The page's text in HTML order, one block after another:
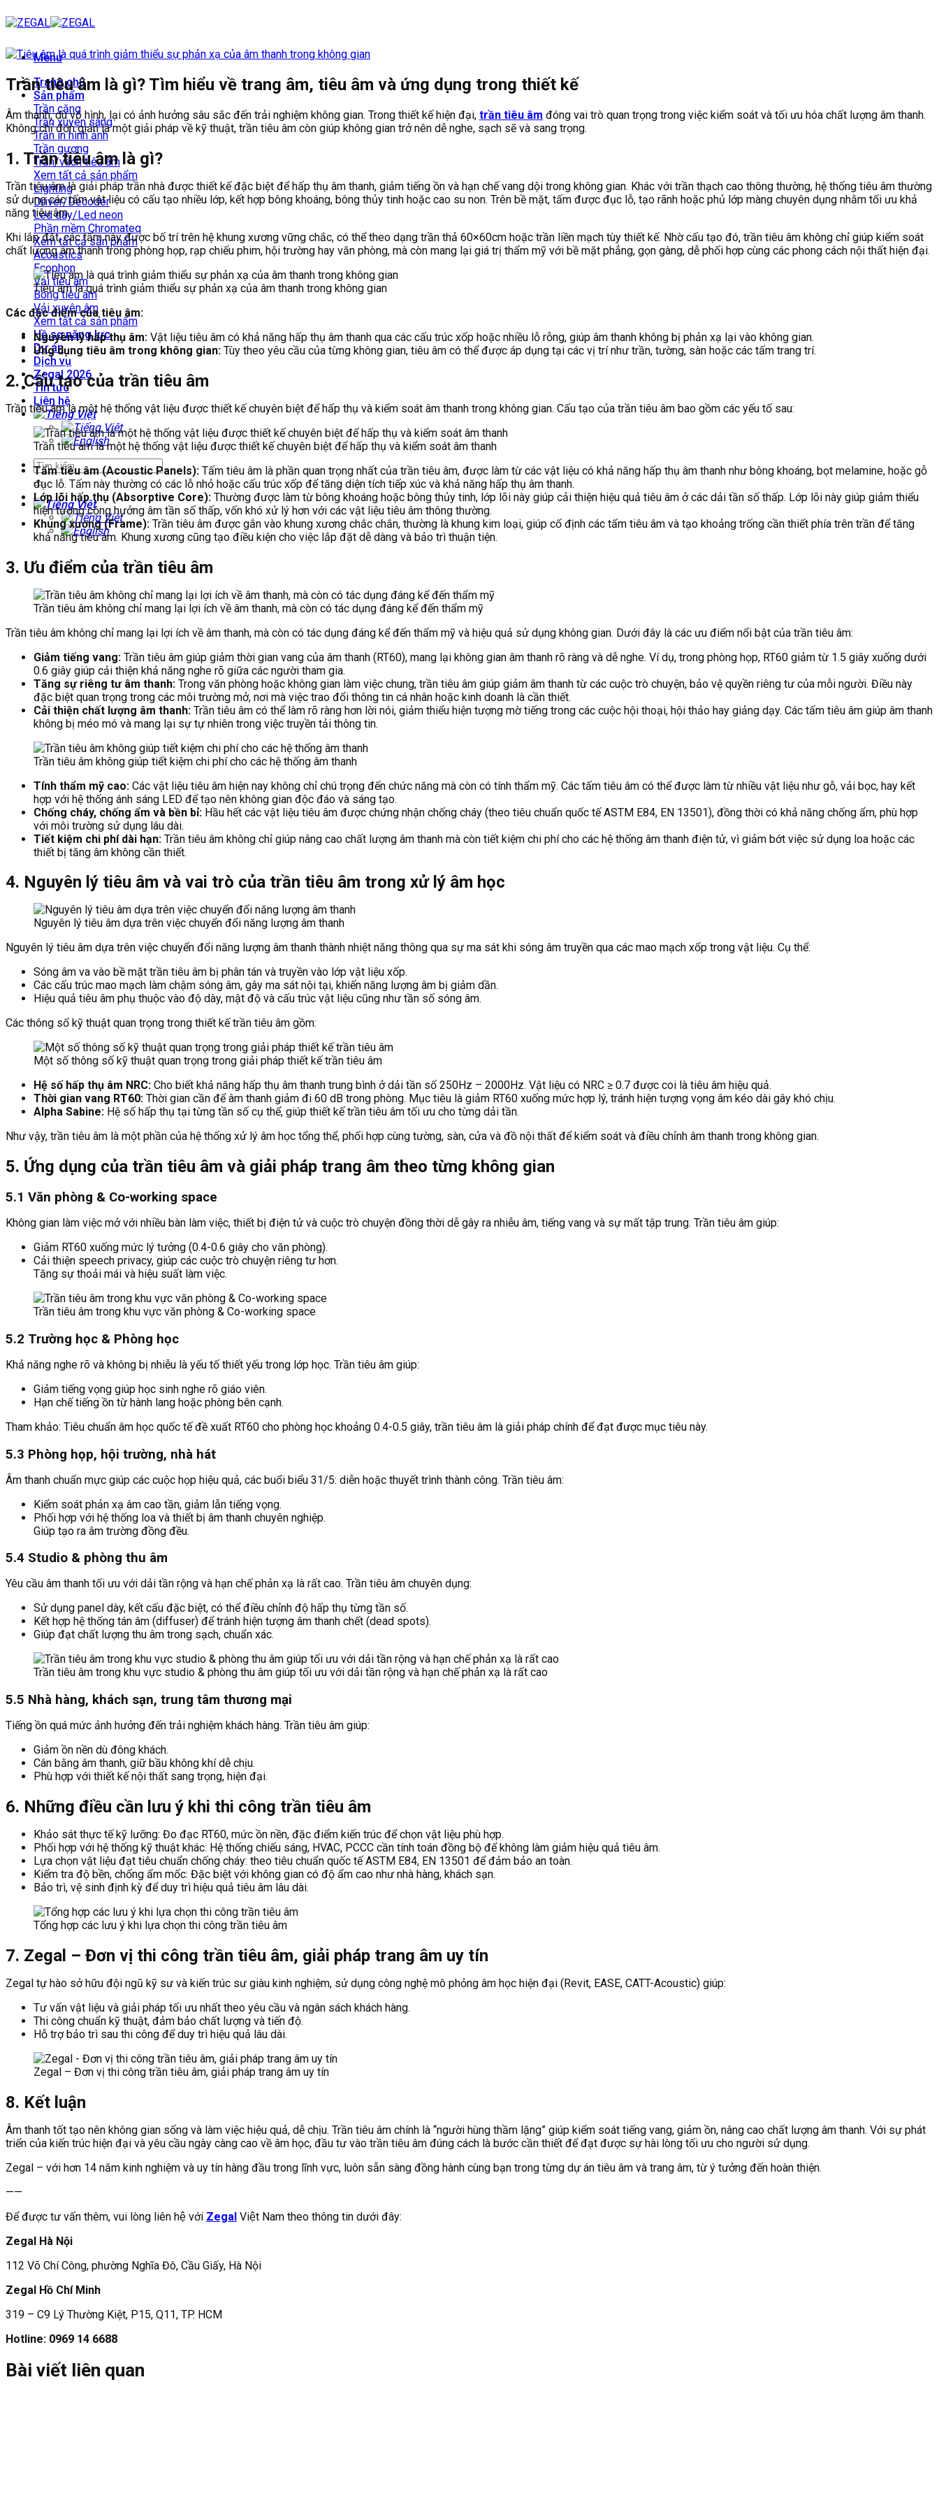
qua
dung Menu
Trang chủ
Sản phẩm
Trần căng
Trần xuyên sáng
Trần in hình ảnh
Trần gương
Trần/vách tiêu âm
Xem tất cả sản phẩm
Lighting
Driver/Decoder
Led dây/Led neon
Phần mềm Chromateq
Xem tất cả sản phẩm
Acoustics
Ecophon
Vải tiêu âm
Bông tiêu âm
Vải xuyên âm
Xem tất cả sản phẩm
Hồ sơ năng lực
Dự án
Dịch vụ
Zegal 2026
Tin tức
Liên hệ
Trần tiêu âm là gì? Tìm hiểu về trang âm, tiêu âm và ứng dụng trong thiết kế
Âm thanh, dù vô hình, lại có ảnh hưởng sâu sắc đến trải nghiệm không gian. Trong thiết kế hiện đại, trần tiêu âm đóng vai trò quan trọng trong việc kiểm soát và tối ưu hóa chất lượng âm thanh.
Không chỉ đơn giản là một giải pháp về kỹ thuật, trần tiêu âm còn giúp không gian trở nên dễ nghe, sạch sẽ và sang trọng.
1. Trần tiêu âm là gì?
Trần tiêu âm là giải pháp trần nhà được thiết kế đặc biệt để hấp thụ âm thanh, giảm tiếng ồn và hạn chế vang dội trong không gian. Khác với trần thạch cao thông thường, hệ thống tiêu âm thường
sử dụng các tấm vật liệu có cấu tạo nhiều lớp, kết hợp bông khoáng, bông thủy tinh hoặc cao su non. Trên bề mặt, tấm được đục lỗ, tạo rãnh hoặc phủ lớp màng chuyên dụng nhằm tối ưu khả
năng tiêu âm.
Khi lắp đặt, các tấm này được bố trí trên hệ khung xương vững chắc, có thể theo dạng trần thả 60×60cm hoặc trần liền mạch tùy thiết kế. Nhờ cấu tạo đó, trần tiêu âm không chỉ giúp kiểm soát
chất lượng âm thanh trong phòng họp, rạp chiếu phim, hội trường hay văn phòng, mà còn mang lại giá trị thẩm mỹ với bề mặt phẳng, gọn gàng, dễ phối hợp cùng các phong cách nội thất hiện đại.
Tiêu âm là quá trình giảm thiểu sự phản xạ của âm thanh trong không gian
Các đặc điểm của tiêu âm:
Nguyên lý hấp thụ âm: Vật liệu tiêu âm có khả năng hấp thụ âm thanh qua các cấu trúc xốp hoặc nhiều lỗ rỗng, giúp âm thanh không bị phản xạ lại vào không gian.
Ứng dụng tiêu âm trong không gian: Tùy theo yêu cầu của từng không gian, tiêu âm có thể được áp dụng tại các vị trí như trần, tường, sàn hoặc các tấm trang trí.
2. Cấu tạo của trần tiêu âm
Trần tiêu âm là một hệ thống vật liệu được thiết kế chuyên biệt để hấp thụ và kiểm soát âm thanh trong không gian. Cấu tạo của trần tiêu âm bao gồm các yếu tố sau:
Trần tiêu âm là một hệ thống vật liệu được thiết kế chuyên biệt để hấp thụ và kiểm soát âm thanh
Tấm tiêu âm (Acoustic Panels): Tấm tiêu âm là phần quan trọng nhất của trần tiêu âm, được làm từ các vật liệu có khả năng hấp thụ âm thanh như bông khoáng, bọt melamine, hoặc gỗ
đục lỗ. Tấm này thường có các lỗ nhỏ hoặc cấu trúc xốp để tăng diện tích tiếp xúc và khả năng hấp thụ âm thanh.
Lớp lõi hấp thụ (Absorptive Core): Thường được làm từ bông khoáng hoặc bông thủy tinh, lớp lõi này giúp cải thiện hiệu quả tiêu âm ở các dải tần số thấp. Lớp lõi này giúp giảm thiểu
hiện tượng cộng hưởng âm tần số thấp, vốn khó xử lý hơn với các vật liệu tiêu âm thông thường.
Khung xương (Frame): Trần tiêu âm được gắn vào khung xương chắc chắn, thường là khung kim loại, giúp cố định các tấm tiêu âm và tạo khoảng trống cần thiết phía trên trần để tăng
khả năng tiêu âm. Khung xương cũng tạo điều kiện cho việc lắp đặt dễ dàng và bảo trì thuận tiện.
3. Ưu điểm của trần tiêu âm
Trần tiêu âm không chỉ mang lại lợi ích về âm thanh, mà còn có tác dụng đáng kể đến thẩm mỹ
Trần tiêu âm không chỉ mang lại lợi ích về âm thanh, mà còn có tác dụng đáng kể đến thẩm mỹ và hiệu quả sử dụng không gian. Dưới đây là các ưu điểm nổi bật của trần tiêu âm:
Giảm tiếng vang: Trần tiêu âm giúp giảm thời gian vang của âm thanh (RT60), mang lại không gian âm thanh rõ ràng và dễ nghe. Ví dụ, trong phòng họp, RT60 giảm từ 1.5 giây xuống dưới
0.6 giây giúp cải thiện khả năng nghe rõ giữa các người tham gia.
Tăng sự riêng tư âm thanh: Trong văn phòng hoặc không gian làm việc chung, trần tiêu âm giúp giảm âm thanh từ các cuộc trò chuyện, bảo vệ quyền riêng tư của mỗi người. Điều này
đặc biệt quan trọng trong các môi trường mở, nơi mà việc trao đổi thông tin cá nhân hoặc kinh doanh là cần thiết.
Cải thiện chất lượng âm thanh: Trần tiêu âm có thể làm rõ ràng hơn lời nói, giảm thiểu hiện tượng mờ tiếng trong các cuộc hội thoại, hội thảo hay giảng dạy. Các tấm tiêu âm giúp âm thanh
không bị méo mó và mang lại sự tự nhiên trong việc truyền tải thông tin.
Trần tiêu âm không giúp tiết kiệm chi phí cho các hệ thống âm thanh
Tính thẩm mỹ cao: Các vật liệu tiêu âm hiện nay không chỉ chú trọng đến chức năng mà còn có tính thẩm mỹ. Các tấm tiêu âm có thể được làm từ nhiều vật liệu như gỗ, vải bọc, hay kết
hợp với hệ thống ánh sáng LED để tạo nên không gian độc đáo và sáng tạo.
Chống cháy, chống ẩm và bền bỉ: Hầu hết các vật liệu tiêu âm được chứng nhận chống cháy (theo tiêu chuẩn quốc tế ASTM E84, EN 13501), đồng thời có khả năng chống ẩm, phù hợp
với môi trường sử dụng lâu dài.
Tiết kiệm chi phí dài hạn: Trần tiêu âm không chỉ giúp nâng cao chất lượng âm thanh mà còn tiết kiệm chi phí cho các hệ thống âm thanh điện tử, vì giảm bớt việc sử dụng loa hoặc các
thiết bị tăng âm không cần thiết.
4. Nguyên lý tiêu âm và vai trò của trần tiêu âm trong xử lý âm học
Nguyên lý tiêu âm dựa trên việc chuyển đổi năng lượng âm thanh
Nguyên lý tiêu âm dựa trên việc chuyển đổi năng lượng âm thanh thành nhiệt năng thông qua sự ma sát khi sóng âm truyền qua các mao mạch xốp trong vật liệu. Cụ thể:
Sóng âm va vào bề mặt trần tiêu âm bị phân tán và truyền vào lớp vật liệu xốp.
Các cấu trúc mao mạch làm chậm sóng âm, gây ma sát nội tại, khiến năng lượng âm bị giảm dần.
Hiệu quả tiêu âm phụ thuộc vào độ dày, mật độ và cấu trúc vật liệu cũng như tần số sóng âm.
Các thông số kỹ thuật quan trọng trong thiết kế trần tiêu âm gồm:
Một số thông số kỹ thuật quan trọng trong giải pháp thiết kế trần tiêu âm
Hệ số hấp thụ âm NRC: Cho biết khả năng hấp thụ âm thanh trung bình ở dải tần số 250Hz – 2000Hz. Vật liệu có NRC ≥ 0.7 được coi là tiêu âm hiệu quả.
Thời gian vang RT60: Thời gian cần để âm thanh giảm đi 60 dB trong phòng. Mục tiêu là giảm RT60 xuống mức hợp lý, tránh hiện tượng vọng âm kéo dài gây khó chịu.
Alpha Sabine: Hệ số hấp thụ tại từng tần số cụ thể, giúp thiết kế trần tiêu âm tối ưu cho từng dải tần.
Như vậy, trần tiêu âm là một phần của hệ thống xử lý âm học tổng thể, phối hợp cùng tường, sàn, cửa và đồ nội thất để kiểm soát và điều chỉnh âm thanh trong không gian.
5. Ứng dụng của trần tiêu âm và giải pháp trang âm theo từng không gian
5.1 Văn phòng & Co-working space
Không gian làm việc mở với nhiều bàn làm việc, thiết bị điện tử và cuộc trò chuyện đồng thời dễ gây ra nhiễu âm, tiếng vang và sự mất tập trung. Trần tiêu âm giúp:
Giảm RT60 xuống mức lý tưởng (0.4-0.6 giây cho văn phòng).
Cải thiện speech privacy, giúp các cuộc trò chuyện riêng tư hơn.
Tăng sự thoải mái và hiệu suất làm việc.
Trần tiêu âm trong khu vực văn phòng & Co-working space
5.2 Trường học & Phòng học
Khả năng nghe rõ và không bị nhiễu là yếu tố thiết yếu trong lớp học. Trần tiêu âm giúp:
Giảm tiếng vọng giúp học sinh nghe rõ giáo viên.
Hạn chế tiếng ồn từ hành lang hoặc phòng bên cạnh.
Tham khảo: Tiêu chuẩn âm học quốc tế đề xuất RT60 cho phòng học khoảng 0.4-0.5 giây, trần tiêu âm là giải pháp chính để đạt được mục tiêu này.
5.3 Phòng họp, hội trường, nhà hát
Âm thanh chuẩn mực giúp các cuộc họp hiệu quả, các buổi biểu 31/5: diễn hoặc thuyết trình thành công. Trần tiêu âm:
Kiểm soát phản xạ âm cao tần, giảm lẫn tiếng vọng.
Phối hợp với hệ thống loa và thiết bị âm thanh chuyên nghiệp.
Giúp tạo ra âm trường đồng đều.
5.4 Studio & phòng thu âm
Yêu cầu âm thanh tối ưu với dải tần rộng và hạn chế phản xạ là rất cao. Trần tiêu âm chuyên dụng:
Sử dụng panel dày, kết cấu đặc biệt, có thể điều chỉnh độ hấp thụ từng tần số.
Kết hợp hệ thống tán âm (diffuser) để tránh hiện tượng âm thanh chết (dead spots).
Giúp đạt chất lượng thu âm trong sạch, chuẩn xác.
Trần tiêu âm trong khu vực studio & phòng thu âm giúp tối ưu với dải tần rộng và hạn chế phản xạ là rất cao
5.5 Nhà hàng, khách sạn, trung tâm thương mại
Tiếng ồn quá mức ảnh hưởng đến trải nghiệm khách hàng. Trần tiêu âm giúp:
Giảm ồn nền dù đông khách.
Cân bằng âm thanh, giữ bầu không khí dễ chịu.
Phù hợp với thiết kế nội thất sang trọng, hiện đại.
6. Những điều cần lưu ý khi thi công trần tiêu âm
Khảo sát thực tế kỹ lưỡng: Đo đạc RT60, mức ồn nền, đặc điểm kiến trúc để chọn vật liệu phù hợp.
Phối hợp với hệ thống kỹ thuật khác: Hệ thống chiếu sáng, HVAC, PCCC cần tính toán đồng bộ để không làm giảm hiệu quả tiêu âm.
Lựa chọn vật liệu đạt tiêu chuẩn chống cháy: theo tiêu chuẩn quốc tế ASTM E84, EN 13501 để đảm bảo an toàn.
Kiểm tra độ bền, chống ẩm mốc: Đặc biệt với không gian có độ ẩm cao như nhà hàng, khách sạn.
Bảo trì, vệ sinh định kỳ để duy trì hiệu quả tiêu âm lâu dài.
Tổng hợp các lưu ý khi lựa chọn thi công trần tiêu âm
7. Zegal – Đơn vị thi công trần tiêu âm, giải pháp trang âm uy tín
Zegal tự hào sở hữu đội ngũ kỹ sư và kiến trúc sư giàu kinh nghiệm, sử dụng công nghệ mô phỏng âm học hiện đại (Revit, EASE, CATT-Acoustic) giúp:
Tư vấn vật liệu và giải pháp tối ưu nhất theo yêu cầu và ngân sách khách hàng.
Thi công chuẩn kỹ thuật, đảm bảo chất lượng và tiến độ.
Hỗ trợ bảo trì sau thi công để duy trì hiệu quả lâu dài.
Zegal – Đơn vị thi công trần tiêu âm, giải pháp trang âm uy tín
8. Kết luận
Âm thanh tốt tạo nên không gian sống và làm việc hiệu quả, dễ chịu. Trần tiêu âm chính là “người hùng thầm lặng” giúp kiểm soát tiếng vang, giảm ồn, nâng cao chất lượng âm thanh. Với sự phát
triển của kiến trúc hiện đại và yêu cầu ngày càng cao về âm học, đầu tư vào trần tiêu âm đúng cách là bước cần thiết để đạt được sự hài lòng tối ưu cho người sử dụng.
Zegal – với hơn 14 năm kinh nghiệm và uy tín hàng đầu trong lĩnh vực, luôn sẵn sàng đồng hành cùng bạn trong từng dự án tiêu âm và trang âm, từ ý tưởng đến hoàn thiện.
——
Để được tư vấn thêm, vui lòng liên hệ với Zegal Việt Nam theo thông tin dưới đây:
Zegal Hà Nội
112 Võ Chí Công, phường Nghĩa Đô, Cầu Giấy, Hà Nội
Zegal Hồ Chí Minh
319 – C9 Lý Thường Kiệt, P15, Q11, TP. HCM
Hotline: 0969 14 6688
Bài viết liên quan